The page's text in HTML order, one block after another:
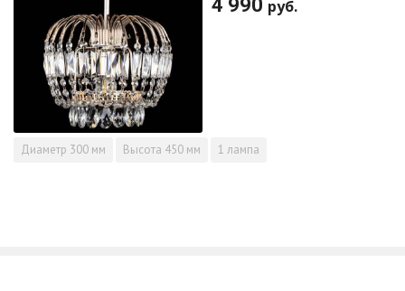
4 990 руб.
Диаметр 300 мм Высота 450 мм 1 лампа